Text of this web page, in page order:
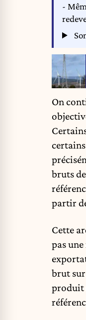
-
On
bruts
partir
Cette
pas
brut
produit